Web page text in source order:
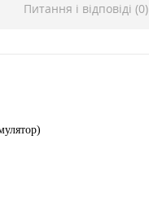
Питання і відповіді (0)